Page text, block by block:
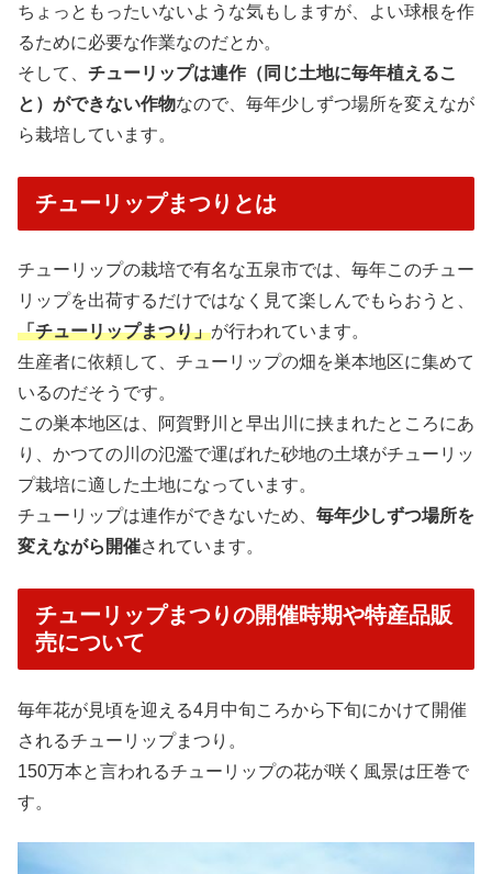
ちょっともったいないような気もしますが、よい球根を作
るために必要な作業なのだとか。
そして、 チューリップは連作（同じ土地に毎年植えるこ
と）ができない作物なので、毎年少しずつ場所を変えなが
ら栽培しています。
チューリップまつりとは
チューリップの栽培で有名な五泉市では、毎年このチュー
リップを出荷するだけではなく見て楽しんでもらおうと、
「チューリップまつり」が行われています。
生産者に依頼して、チューリップの畑を巣本地区に集めて
いるのだそうです。
この巣本地区は、阿賀野川と早出川に挟まれたところにあ
り、かつての川の氾濫で運ばれた砂地の土壌がチューリッ
プ栽培に適した土地になっています。
チューリップは連作ができないため、 毎年少しずつ場所を
変えながら開催されています。
チューリップまつりの開催時期や特産品販
売について
毎年花が見頃を迎える4月中旬ころから下旬にかけて開催
されるチューリップまつり。
150万本と言われるチューリップの花が咲く風景は圧巻で
す。